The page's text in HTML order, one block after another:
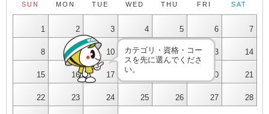
SUN MON TUE WED THU FRI SAT
1 2 3 4 5 6 7
8 9 10 11 12 13 14
15 16 17 20 21
22 23 24 25 26 27 28
カテゴリ・資格・コー
スを先に選んでくださ
い。